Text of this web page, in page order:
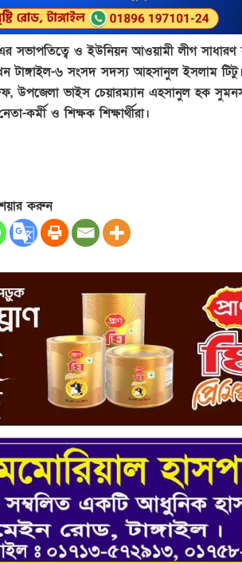
সভাপতিত্বে ও ইউনিয়ন আওয়ামী লীগ
টাঙ্গাইল-৬ সংসদ সদস্য আহসানুল ইসলাম
উপজেলা ভাইস চেয়ারম্যান এহসানুল হক
কর্মী ও শিক্ষক শিক্ষার্থীরা।
করুন